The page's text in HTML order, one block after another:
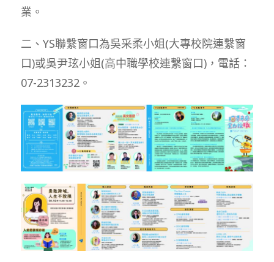
業。
二、YS聯繫窗口為吳采柔小姐(大專校院連繫窗
口)或吳尹玹小姐(高中職學校連繫窗口)，電話：
07-2313232。